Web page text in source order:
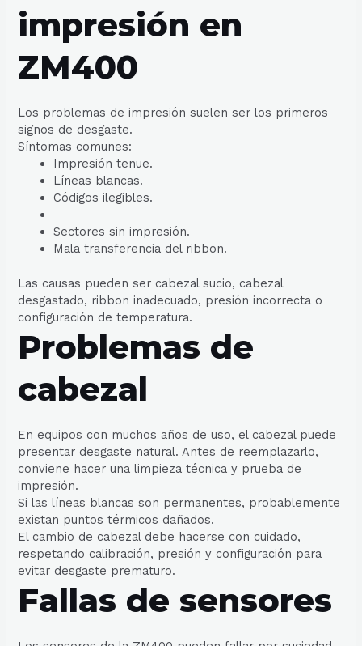
impresión en
ZM400
Los problemas de impresión suelen ser los primeros
signos de desgaste.
Síntomas comunes:
Impresión tenue.
Líneas blancas.
Códigos ilegibles.
Sectores sin impresión.
Mala transferencia del ribbon.
Las causas pueden ser cabezal sucio, cabezal
desgastado, ribbon inadecuado, presión incorrecta o
configuración de temperatura.
Problemas de
cabezal
En equipos con muchos años de uso, el cabezal puede
presentar desgaste natural. Antes de reemplazarlo,
conviene hacer una limpieza técnica y prueba de
impresión.
Si las líneas blancas son permanentes, probablemente
existan puntos térmicos dañados.
El cambio de cabezal debe hacerse con cuidado,
respetando calibración, presión y configuración para
evitar desgaste prematuro.
Fallas de sensores